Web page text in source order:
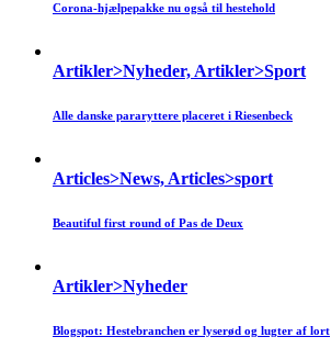
Corona-hjælpepakke nu også til hestehold
Artikler>Nyheder, Artikler>Sport
Alle danske pararyttere placeret i Riesenbeck
Articles>News, Articles>sport
Beautiful first round of Pas de Deux
Artikler>Nyheder
Blogspot: Hestebranchen er lyserød og lugter af lort